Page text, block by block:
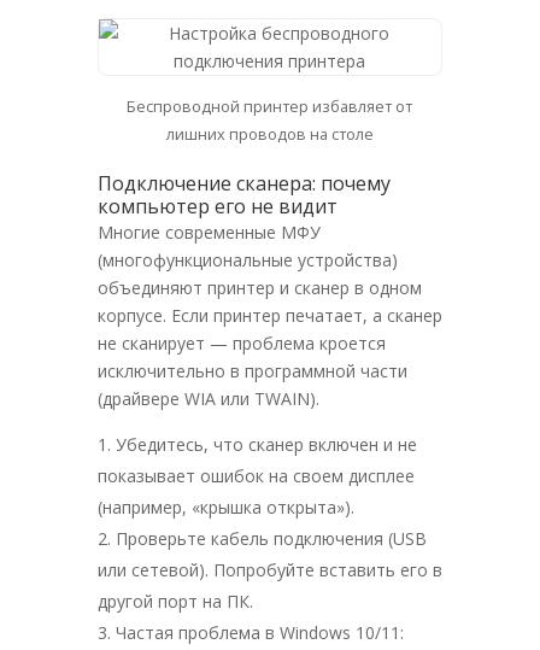
Беспроводной принтер избавляет от
лишних проводов на столе
Подключение сканера: почему
компьютер его не видит
Многие современные МФУ
(многофункциональные устройства)
объединяют принтер и сканер в одном
корпусе. Если принтер печатает, а сканер
не сканирует — проблема кроется
исключительно в программной части
(драйвере WIA или TWAIN).
Убедитесь, что сканер включен и не
показывает ошибок на своем дисплее
(например, «крышка открыта»).
Проверьте кабель подключения (USB
или сетевой). Попробуйте вставить его в
другой порт на ПК.
Частая проблема в Windows 10/11: